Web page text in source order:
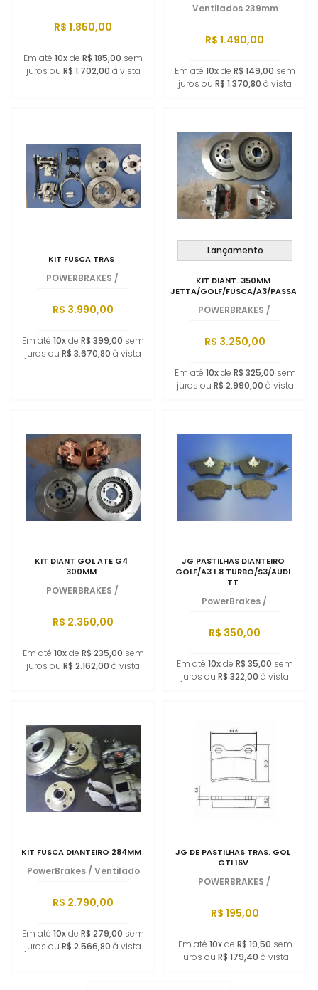
R$ 1.850,00
Em até 10xde R$ 185,00 sem
juros ou R$ 1.702,00 à vista
Ventilados 239mm
R$ 1.490,00
Em até 10xde R$ 149,00 sem
juros ou R$ 1.370,80 à vista
KIT FUSCA TRAS
POWERBRAKES /
R$ 3.990,00
Em até 10xde R$ 399,00 sem
juros ou R$ 3.670,80 à vista
Lançamento
KIT DIANT. 350MM
JETTA/GOLF/FUSCA/A3/PASSAT
POWERBRAKES /
R$ 3.250,00
Em até 10xde R$ 325,00 sem
juros ou R$ 2.990,00 à vista
KIT DIANT GOL ATE G4
300MM
POWERBRAKES /
R$ 2.350,00
Em até 10xde R$ 235,00 sem
juros ou R$ 2.162,00 à vista
JG PASTILHAS DIANTEIRO
GOLF/A3 1.8 TURBO/S3/AUDI
TT
PowerBrakes /
R$ 350,00
Em até 10xde R$ 35,00 sem
juros ou R$ 322,00 à vista
KIT FUSCA DIANTEIRO 284MM
PowerBrakes / Ventilado
R$ 2.790,00
Em até 10xde R$ 279,00 sem
juros ou R$ 2.566,80 à vista
JG DE PASTILHAS TRAS. GOL
GTI 16V
POWERBRAKES /
R$ 195,00
Em até 10xde R$ 19,50 sem
juros ou R$ 179,40 à vista